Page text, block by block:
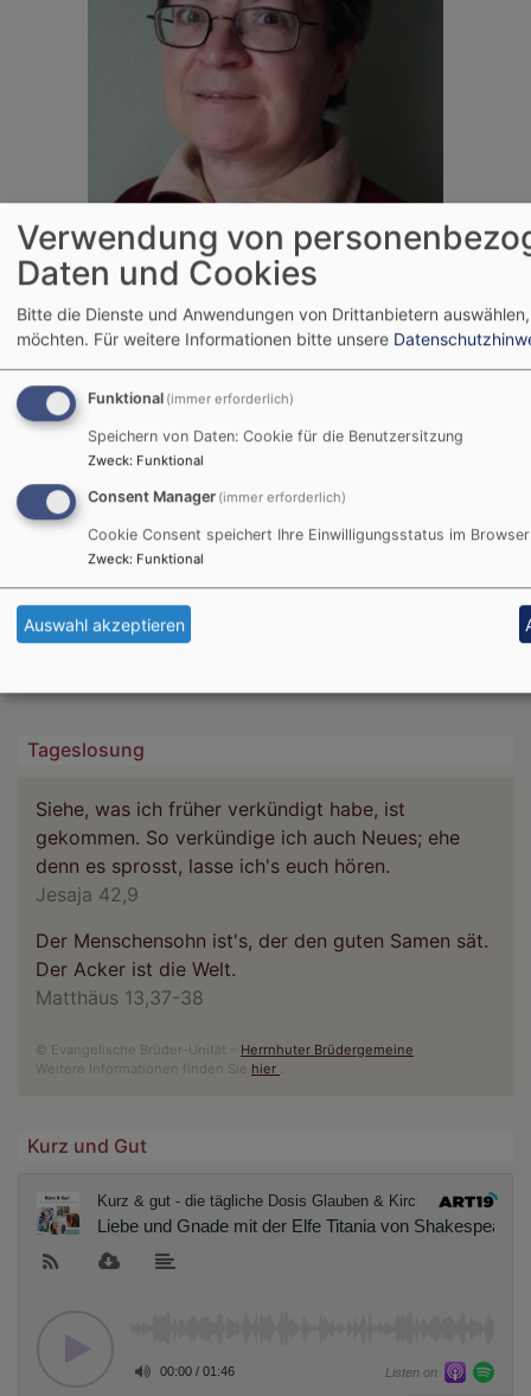
Tageslosung
Siehe, was ich früher verkündigt habe, ist
gekommen. So verkündige ich auch Neues; ehe
denn es sprosst, lasse ich's euch hören.
Jesaja 42,9
Der Menschensohn ist's, der den guten Samen sät.
Der Acker ist die Welt.
Matthäus 13,37-38
© Evangelische Brüder-Unität – Herrnhuter Brüdergemeine
Weitere Informationen finden Sie hier .
Kurz und Gut
Verwendung von
Daten und Cookies
Bitte die Dienste und Anwendungen von Drittanbietern
möchten. Für weitere Informationen bitte unsere
Funktional (immer erforderlich)
Speichern von Daten: Cookie für die Benutzersitzung
Zweck: Funktional
Consent Manager (immer erforderlich)
Cookie Consent speichert Ihre Einwilligungsstatus im Browser
Zweck: Funktional
Auswahl akzeptieren